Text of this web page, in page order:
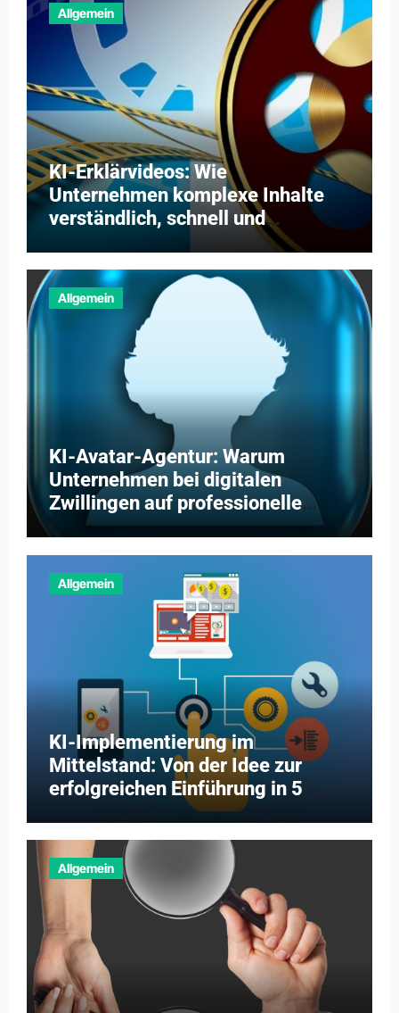
Allgemein
KI-Erklärvideos: Wie
Unternehmen komplexe Inhalte
verständlich, schnell und
kosteneffizient vermitteln
Allgemein
KI-Avatar-Agentur: Warum
Unternehmen bei digitalen
Zwillingen auf professionelle
Partner setzen
Allgemein
KI-Implementierung im
Mittelstand: Von der Idee zur
erfolgreichen Einführung in 5
Allgemein